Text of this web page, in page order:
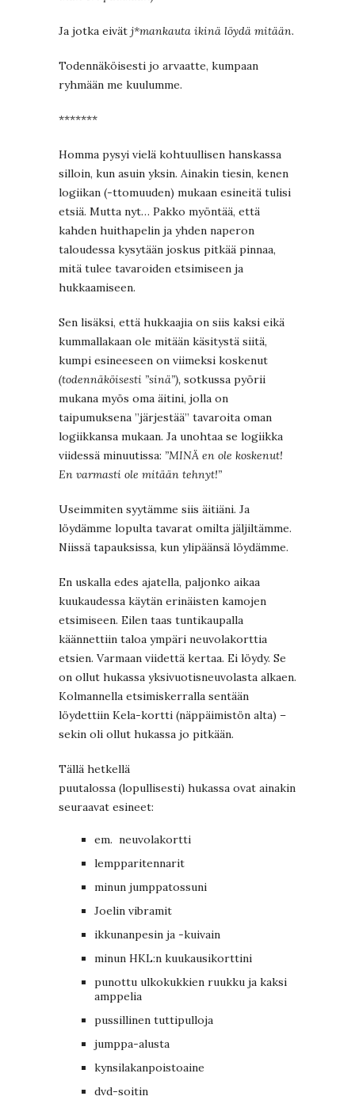
Ja jotka eivät j*mankauta ikinä löydä mitään.
Todennäköisesti jo arvaatte, kumpaan
ryhmään me kuulumme.
*******
Homma pysyi vielä kohtuullisen hanskassa
silloin, kun asuin yksin. Ainakin tiesin, kenen
logiikan (-ttomuuden) mukaan esineitä tulisi
etsiä. Mutta nyt… Pakko myöntää, että
kahden huithapelin ja yhden naperon
taloudessa kysytään joskus pitkää pinnaa,
mitä tulee tavaroiden etsimiseen ja
hukkaamiseen.
Sen lisäksi, että hukkaajia on siis kaksi eikä
kummallakaan ole mitään käsitystä siitä,
kumpi esineeseen on viimeksi koskenut
(todennäköisesti ”sinä”), sotkussa pyörii
mukana myös oma äitini, jolla on
taipumuksena ”järjestää” tavaroita oman
logiikkansa mukaan. Ja unohtaa se logiikka
viidessä minuutissa: ”MINÄ en ole koskenut!
En varmasti ole mitään tehnyt!”
Useimmiten syytämme siis äitiäni. Ja
löydämme lopulta tavarat omilta jäljiltämme.
Niissä tapauksissa, kun ylipäänsä löydämme.
En uskalla edes ajatella, paljonko aikaa
kuukaudessa käytän erinäisten kamojen
etsimiseen. Eilen taas tuntikaupalla
käännettiin taloa ympäri neuvolakorttia
etsien. Varmaan viidettä kertaa. Ei löydy. Se
on ollut hukassa yksivuotisneuvolasta alkaen.
Kolmannella etsimiskerralla sentään
löydettiin Kela-kortti (näppäimistön alta) –
sekin oli ollut hukassa jo pitkään.
Tällä hetkellä
puutalossa (lopullisesti) hukassa ovat ainakin
seuraavat esineet:
em. neuvolakortti
lempparitennarit
minun jumppatossuni
Joelin vibramit
ikkunanpesin ja -kuivain
minun HKL:n kuukausikorttini
punottu ulkokukkien ruukku ja kaksi
amppelia
pussillinen tuttipulloja
jumppa-alusta
kynsilakanpoistoaine
dvd-soitin